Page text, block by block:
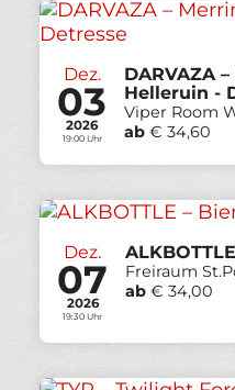
Dez.
03
2026
19:00 Uhr
DARVAZA
Helleruin -
Viper Room
ab € 34,60
Dez.
07
2026
19:30 Uhr
Freiraum
ab € 34,00